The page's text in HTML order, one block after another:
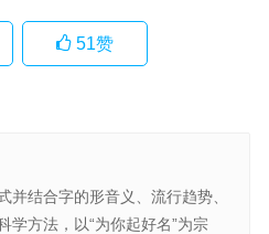
51赞
并结合字的形音义、流行趋势、
学方法，以“为你起好名”为宗